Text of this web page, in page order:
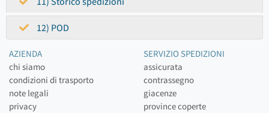
12) POD
AZIENDA
chi siamo
condizioni di trasporto
note legali
privacy
SERVIZIO SPEDIZIONI
assicurata
contrassegno
giacenze
province coperte